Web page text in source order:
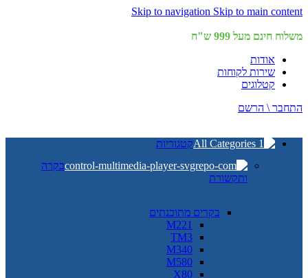
Skip to navigation Skip to main content
משלוח חינם מעל 999 ש"ח
אודות
שירות לקוחות
קטלוגים
התחבר \ הרשם
קטגוריות
בקרה
ותקשורת
בקרים מתוכנתים
M221
TM3
M340
M580
X80